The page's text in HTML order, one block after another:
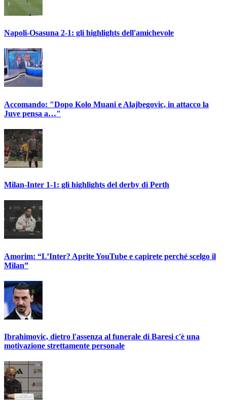
Napoli-Osasuna 2-1: gli highlights dell'amichevole
Accomando: "Dopo Kolo Muani e Alajbegovic, in attacco la
Juve pensa a…"
Milan-Inter 1-1: gli highlights del derby di Perth
Amorim: “L’Inter? Aprite YouTube e capirete perché scelgo il
Milan”
Ibrahimovic, dietro l'assenza al funerale di Baresi c'è una
motivazione strettamente personale